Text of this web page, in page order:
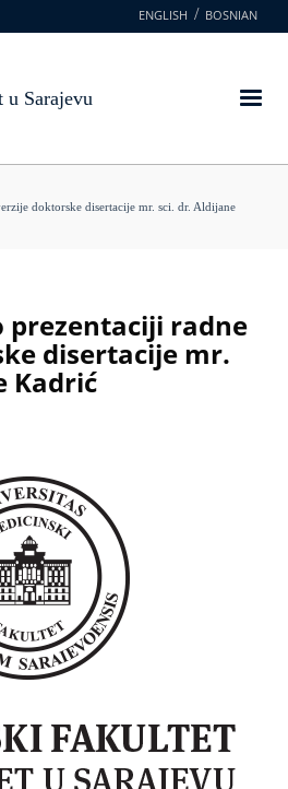
ENGLISH BOSNIAN
u Sarajevu
doktorske disertacije mr. sci. dr. Aldijane
prezentaciji radne
disertacije mr.
Kadrić